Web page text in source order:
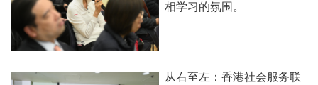
相学习的氛围。
从右至左：香港社会服务联